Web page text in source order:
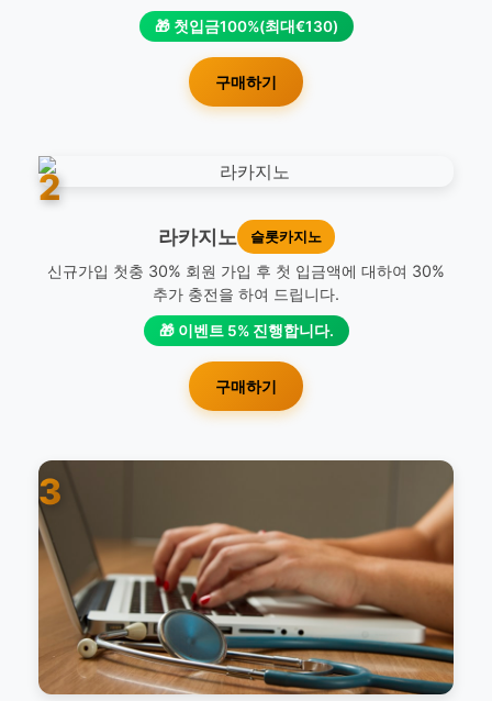
🎁 첫입금100%(최대€130)
구매하기
2
라카지노 슬롯카지노
신규가입 첫충 30% 회원 가입 후 첫 입금액에 대하여 30%
추가 충전을 하여 드립니다.
🎁 이벤트 5% 진행합니다.
구매하기
3